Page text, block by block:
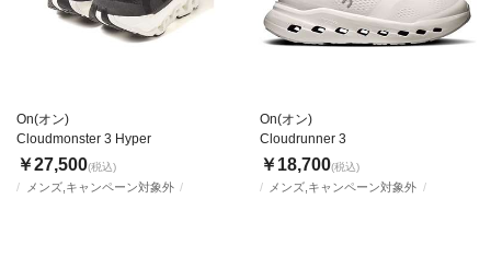
メンズ,キャンペーン対象外
On(オン)
Cloudmonster 3 Hyper
￥27,500(税込)
メンズ,キャンペーン対象外
On(オン)
Cloudrunner 3
￥18,700(税込)